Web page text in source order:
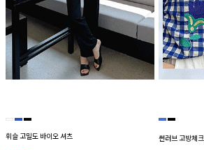
휘슬 고밀도 바이오 셔츠 썬러브 고방체